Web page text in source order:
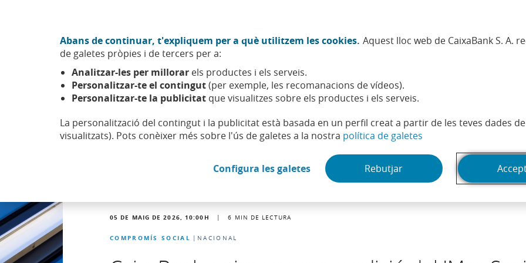
Abans de continuar, t'expliquem per a què utilitzem les cookies. Aquest lloc web de CaixaBank S. A.
de galetes pròpies i de tercers per a:
Analitzar-les per millorar els productes i els serveis.
Personalitzar-te el contingut(per exemple, les recomanacions de vídeos).
Personalitzar-te la publicitat que visualitzes sobre els productes i els serveis.
La personalització del contingut i la publicitat està basada en un perfil creat a partir de les teves dades
visualitzats). Pots conèixer més sobre l'ús de galetes a la nostra política de galetes
Configura les galetes(Obre en finestra nova)
Rebutjar
Sobre nosaltres Accionistes i inversors
Actualitat Noticies
05 DE MAIG DE 2026, 10:00 H |6 MIN DE LECTURA
COMPROMÍS SOCIAL NACIONAL